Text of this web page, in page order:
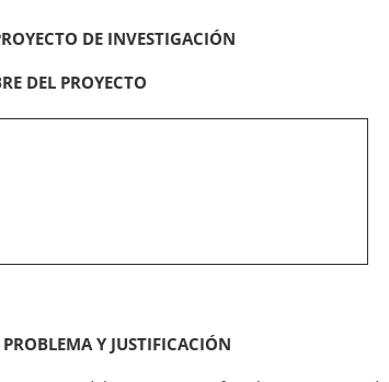
DE INVESTIGACIÓN
DEL PROYECTO
Y JUSTIFICACIÓN